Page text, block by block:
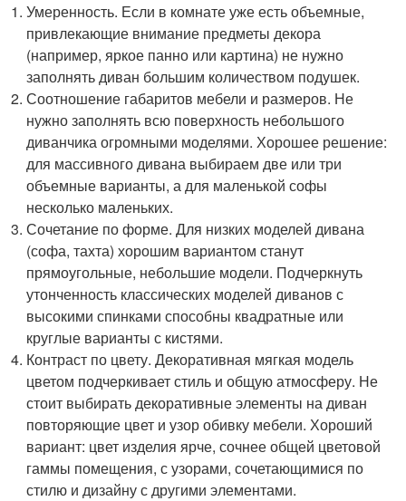
Умеренность. Если в комнате уже есть объемные,
привлекающие внимание предметы декора
(например, яркое панно или картина) не нужно
заполнять диван большим количеством подушек.
Соотношение габаритов мебели и размеров. Не
нужно заполнять всю поверхность небольшого
диванчика огромными моделями. Хорошее решение:
для массивного дивана выбираем две или три
объемные варианты, а для маленькой софы
несколько маленьких.
Сочетание по форме. Для низких моделей дивана
(софа, тахта) хорошим вариантом станут
прямоугольные, небольшие модели. Подчеркнуть
утонченность классических моделей диванов с
высокими спинками способны квадратные или
круглые варианты с кистями.
Контраст по цвету. Декоративная мягкая модель
цветом подчеркивает стиль и общую атмосферу. Не
стоит выбирать декоративные элементы на диван
повторяющие цвет и узор обивку мебели. Хороший
вариант: цвет изделия ярче, сочнее общей цветовой
гаммы помещения, с узорами, сочетающимися по
стилю и дизайну с другими элементами.